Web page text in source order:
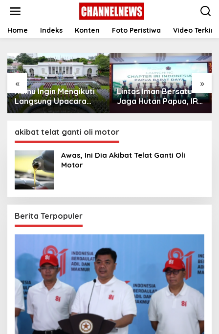
t
Home Indeks Konten Foto Peristiwa Video Terkini
« »
Kamu Ingin Mengikuti
Langsung Upacara
HUT Ke-81
Istana? Ini Link
Pendaftaran Resminya
di Sini
Lintas Iman Bersatu
Jaga Hutan Papua, IRI
Indonesia Resmikan
Daya
akibat telat ganti oli motor
Awas, Ini Dia Akibat Telat Ganti Oli
Motor
Berita Terpopuler